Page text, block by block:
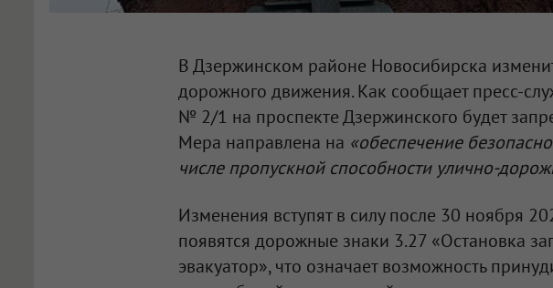
В Дзержинском районе Новосибирска
дорожного движения. Как сообщает пресс-
№ 2/1 на проспекте Дзержинского будет
Мера направлена на «обеспечение
числе пропускной способности улично-
Изменения вступят в силу после 30 ноября
появятся дорожные знаки 3.27 «Остановка
эвакуатор», что означает возможность